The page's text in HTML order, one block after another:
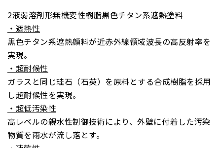
2液弱溶剤形無機変性樹脂黒色チタン系遮熱塗料
・遮熱性
黒色チタン系遮熱顔料が近赤外線領域波長の高反射率を
実現。
・超耐候性
ガラスと同じ珪石（石英）を原料とする合成樹脂を採用
し超耐候性を実現。
・超低汚染性
高レベルの親水性制御技術により、外壁に付着した汚染
物質を雨水が流し落とす。